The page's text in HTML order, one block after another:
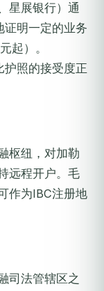
星展银行）通
证明一定的业务
起）。
护照的接受度正
枢纽，对加勒
远程开户。毛
作为IBC注册地
司法管辖区之